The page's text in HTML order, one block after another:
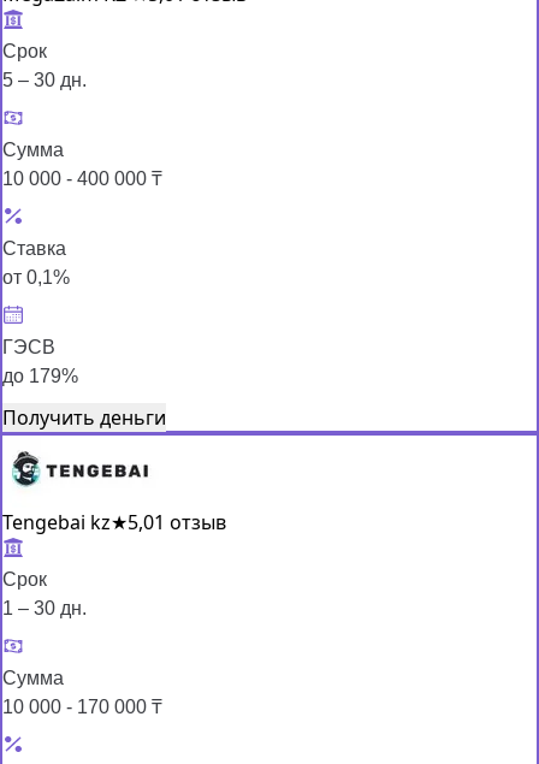
Срок
5 – 30 дн.
Сумма
10 000 - 400 000 ₸
Ставка
от 0,1%
ГЭСВ
до 179%
Получить деньги
Tengebai kz★5,01 отзыв
Срок
1 – 30 дн.
Сумма
10 000 - 170 000 ₸